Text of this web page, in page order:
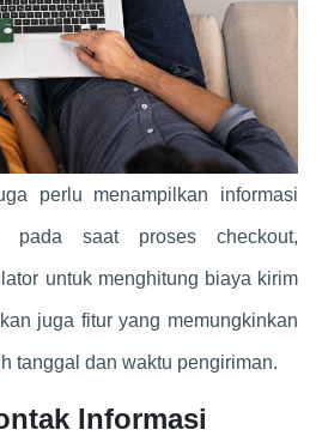
perlu menampilkan informasi
pada saat proses checkout,
untuk menghitung biaya kirim
juga fitur yang memungkinkan
tanggal dan waktu pengiriman.
Informasi